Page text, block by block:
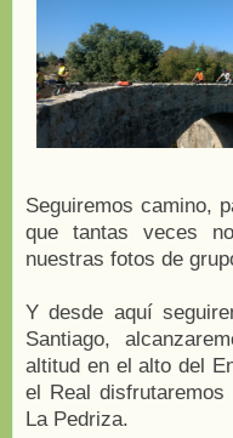
Seguiremos camino,
que tantas veces
nuestras fotos de
Y desde aquí
Santiago,
altitud en el alto del
el Real
La Pedriza.